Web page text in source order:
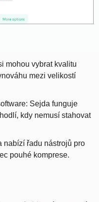
mohou vybrat kvalitu
mezi velikostí
Sejda funguje
kdy nemusí stahovat
nabízí řadu nástrojů pro
pouhé komprese.